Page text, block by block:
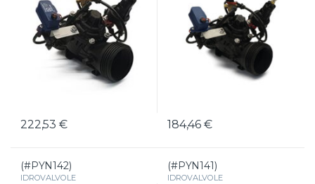
222,53€ 184,46€
(#PYN142)
IDROVALVOLE
(#PYN141)
IDROVALVOLE